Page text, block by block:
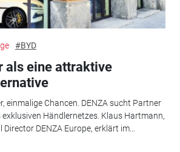
#BYD
als eine attraktive
einmalige Chancen. DENZA sucht Partner
Händlernetzes. Klaus Hartmann,
Director DENZA Europe, erklärt im...